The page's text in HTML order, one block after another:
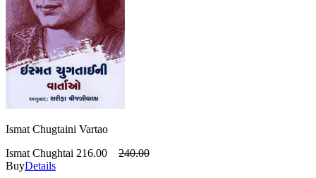
Ismat Chugtaini Vartao
Ismat Chughtai 216.00
240.00
BuyDetails